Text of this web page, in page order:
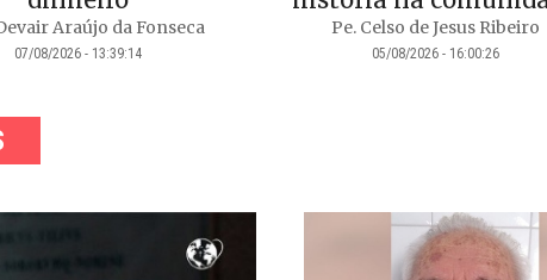
Araújo da Fonseca
07/08/2026 - 13:39:14
Pe. Celso de Jesus Ribeiro
05/08/2026 - 16:00:26